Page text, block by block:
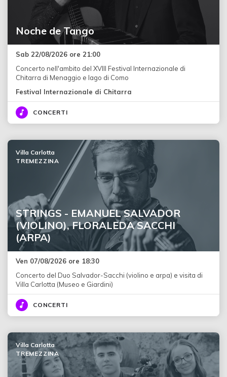
Noche de Tango
Sab 22/08/2026 ore 21:00
Concerto nell'ambito del XVIII Festival Internazionale di
Chitarra di Menaggio e lago di Como
Festival Internazionale di Chitarra
CONCERTI
STRINGS - EMANUEL SALVADOR
(VIOLINO), FLORALEDA SACCHI
(ARPA)
Villa Carlotta
TREMEZZINA
Ven 07/08/2026 ore 18:30
Concerto del Duo Salvador-Sacchi (violino e arpa) e visita di
Villa Carlotta (Museo e Giardini)
CONCERTI
Villa Carlotta
TREMEZZINA